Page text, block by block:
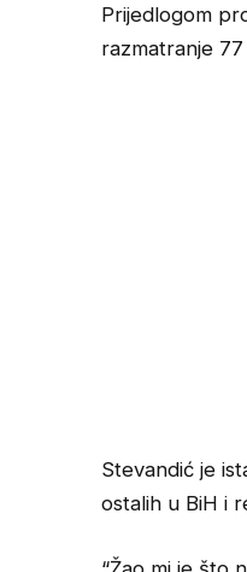
Prijedlogom
razmatranje
Stevandić je
ostalih u BiH i